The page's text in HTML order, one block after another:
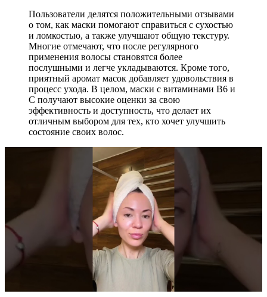
Пользователи делятся положительными отзывами
о том, как маски помогают справиться с сухостью
и ломкостью, а также улучшают общую текстуру.
Многие отмечают, что после регулярного
применения волосы становятся более
послушными и легче укладываются. Кроме того,
приятный аромат масок добавляет удовольствия в
процесс ухода. В целом, маски с витаминами B6 и
C получают высокие оценки за свою
эффективность и доступность, что делает их
отличным выбором для тех, кто хочет улучшить
состояние своих волос.